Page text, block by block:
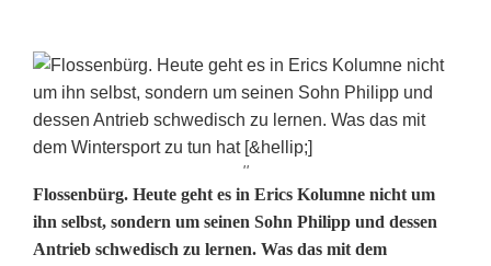
''
K
o
Flossenbürg. Heute geht es in Erics Kolumne nicht um
ihn selbst, sondern um seinen Sohn Philipp und dessen
Antrieb schwedisch zu lernen. Was das mit dem